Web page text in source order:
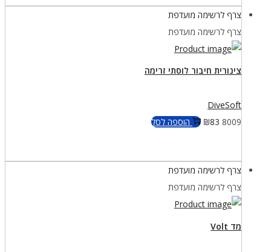
צרף לרשימה מועדפת
צרף לרשימה מועדפת
צינורית חיבור לוסתי זרימה
DiveSoft
8009
₪83 הוספה לסל
צרף לרשימה מועדפת
צרף לרשימה מועדפת
מד Volt